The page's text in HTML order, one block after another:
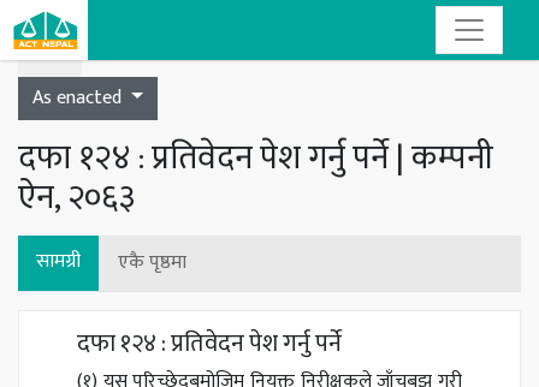
Toggle navigation
As enacted
दफा १२४ : प्रतिवेदन पेश गर्नु पर्ने | कम्पनी
ऐन, २०६३
सामग्री एकै पृष्ठमा
दफा १२४ : प्रतिवेदन पेश गर्नु पर्ने